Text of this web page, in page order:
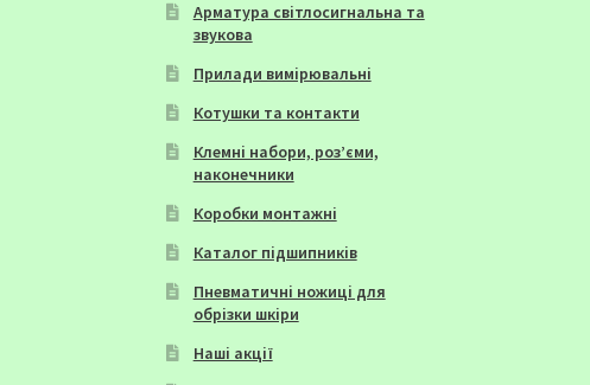
Арматура світлосигнальна та
звукова
Прилади вимірювальні
Котушки та контакти
Клемні набори, роз’єми,
наконечники
Коробки монтажні
Каталог підшипників
Пневматичні ножиці для
обрізки шкіри
Наші акції